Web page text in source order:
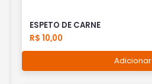
ESPETO DE CARNE
R$ 10,00
Adicionar